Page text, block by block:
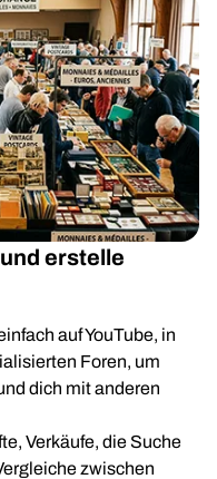
erstelle
auf YouTube, in
Foren, um
dich mit anderen
Verkäufe, die Suche
zwischen